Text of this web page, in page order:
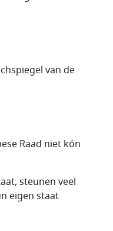
van de
Raad niet kón
steunen veel
eigen staat